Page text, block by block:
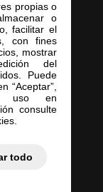
propias o
o
facilitar el
con fines
mostrar
del
Puede
“Aceptar”,
uso en
consulte
todo